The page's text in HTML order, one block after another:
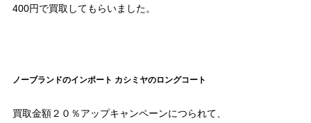
400円で買取してもらいました。
ノーブランドのインポート カシミヤのロングコート
買取金額２０％アップキャンペーンにつられて、